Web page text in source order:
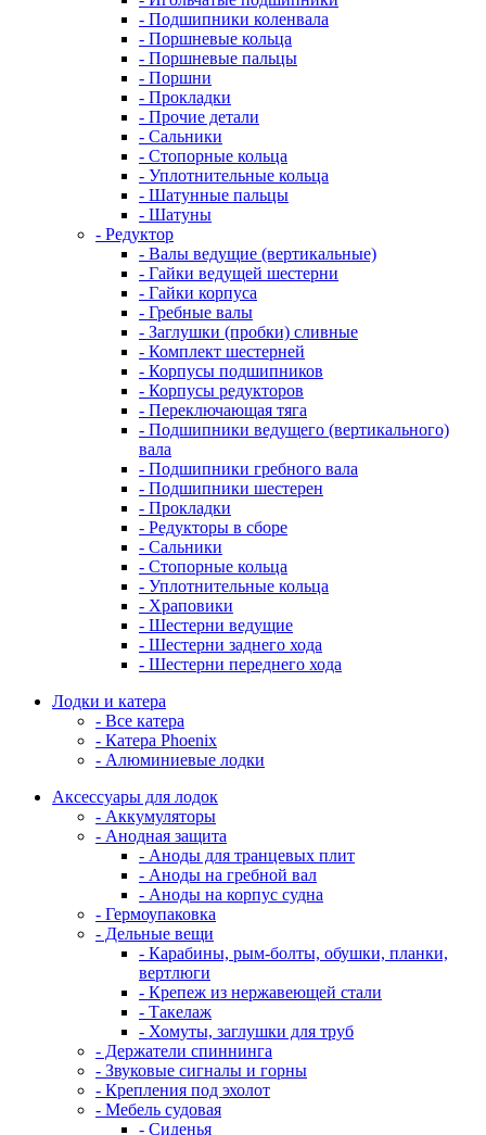
- Подшипники коленвала
- Поршневые кольца
- Поршневые пальцы
- Поршни
- Прокладки
- Прочие детали
- Сальники
- Стопорные кольца
- Уплотнительные кольца
- Шатунные пальцы
- Шатуны
- Редуктор
- Валы ведущие (вертикальные)
- Гайки ведущей шестерни
- Гайки корпуса
- Гребные валы
- Заглушки (пробки) сливные
- Комплект шестерней
- Корпусы подшипников
- Корпусы редукторов
- Переключающая тяга
- Подшипники ведущего (вертикального)
вала
- Подшипники гребного вала
- Подшипники шестерен
- Прокладки
- Редукторы в сборе
- Сальники
- Стопорные кольца
- Уплотнительные кольца
- Храповики
- Шестерни ведущие
- Шестерни заднего хода
- Шестерни переднего хода
Лодки и катера
- Все катера
- Катера Phoenix
- Алюминиевые лодки
Аксессуары для лодок
- Аккумуляторы
- Анодная защита
- Аноды для транцевых плит
- Аноды на гребной вал
- Аноды на корпус судна
- Гермоупаковка
- Дельные вещи
- Карабины, рым-болты, обушки, планки,
вертлюги
- Крепеж из нержавеющей стали
- Такелаж
- Хомуты, заглушки для труб
- Держатели спиннинга
- Звуковые сигналы и горны
- Крепления под эхолот
- Мебель судовая
- Сиденья